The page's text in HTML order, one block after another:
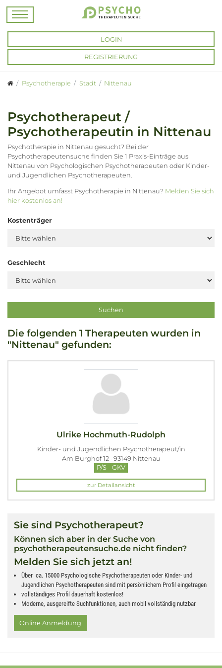
LOGIN
REGISTRIERUNG
Psychotherapie Stadt Nittenau
Psychotherapeut /
Psychotherapeutin in Nittenau
Psychotherapie in Nittenau gesucht? Bei der
Psychotherapeutensuche finden Sie 1 Praxis-Einträge aus
Nittenau von Psychologischen Psychotherapeuten oder Kinder-
und Jugendlichen Psychotherapeuten.
Ihr Angebot umfasst Psychotherapie in Nittenau? Melden Sie sich
hier kostenlos an!
Kostenträger
Geschlecht
Die folgenden 1 Therapeuten wurden in
"Nittenau" gefunden:
Ulrike Hochmuth-Rudolph
Kinder- und Jugendlichen Psychotherapeut/in
Am Burghof 12 · 93149 Nittenau
P/S
GKV
zur Detailansicht
Sie sind Psychotherapeut?
Können sich aber in der Suche von
psychotherapeutensuche.de nicht finden?
Melden Sie sich jetzt an!
Über ca. 15000 Psychologische Psychotherapeuten oder Kinder- und
Jugendlichen Psychotherapeuten sind mit persönlichem Profil eingetragen
vollständiges Profil dauerhaft kostenlos!
Moderne, ausgereifte Suchfunktionen, auch mobil vollständig nutzbar
Online Anmeldung